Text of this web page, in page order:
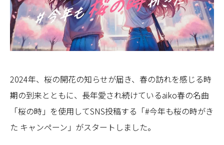
2024年、桜の開花の知らせが届き、春の訪れを感じる時
期の到来とともに、長年愛され続けているaiko春の名曲
「桜の時」を使用してSNS投稿する「#今年も桜の時がき
た キャンペーン」がスタートしました。